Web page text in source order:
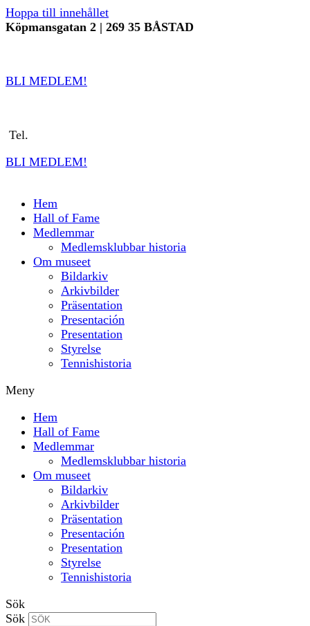
Hoppa till innehållet
Köpmansgatan 2 | 269 35 BÅSTAD
BLI MEDLEM!
Tel.
BLI MEDLEM!
Hem
Hall of Fame
Medlemmar
Medlemsklubbar historia
Om museet
Bildarkiv
Arkivbilder
Präsentation
Presentación
Presentation
Styrelse
Tennishistoria
Meny
Hem
Hall of Fame
Medlemmar
Medlemsklubbar historia
Om museet
Bildarkiv
Arkivbilder
Präsentation
Presentación
Presentation
Styrelse
Tennishistoria
Sök
Sök